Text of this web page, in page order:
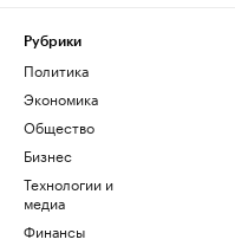
Рубрики
Политика
Экономика
Общество
Бизнес
Технологии и
медиа
Финансы